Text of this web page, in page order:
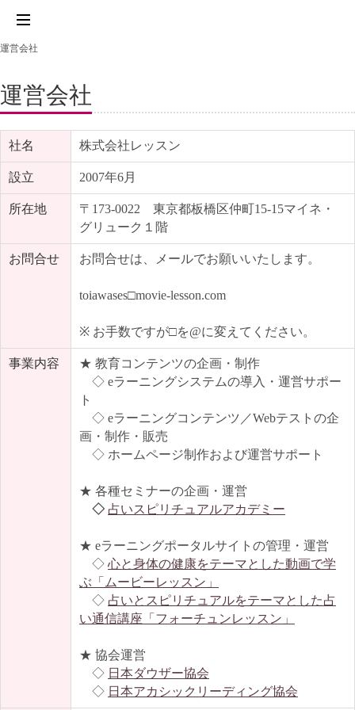
運営会社
運営会社
社名 株式会社レッスン
設立 2007年6月
所在地
〒173-0022 東京都板橋区仲町15-15マイネ・
グリューク１階
お問合せ お問合せは、メールでお願いいたします。
toiawases□movie-lesson.com
※ お手数ですが□を@に変えてください。
事業内容
★ 教育コンテンツの企画・制作
◇ eラーニングシステムの導入・運営サポー
ト
◇ eラーニングコンテンツ／Webテストの企
画・制作・販売
◇ ホームページ制作および運営サポート
★ 各種セミナーの企画・運営
◇ 占いスピリチュアルアカデミー
★ eラーニングポータルサイトの管理・運営
◇ 心と身体の健康をテーマとした動画で学
ぶ「ムービーレッスン」
◇ 占いとスピリチュアルをテーマとした占
い通信講座「フォーチュンレッスン」
★ 協会運営
◇ 日本ダウザー協会
◇ 日本アカシックリーディング協会